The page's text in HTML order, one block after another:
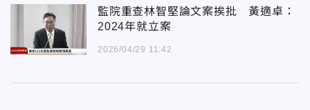
監院重查林智堅論文案挨批 黃適卓：
2024年就立案
2026/04/29 11:42